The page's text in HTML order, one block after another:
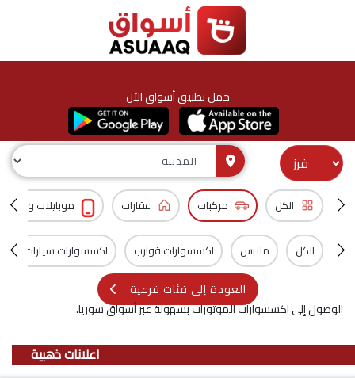
حمل تطبيق أسواق الآن
الكل مركبات عقارات موبايلات و
الكل ملابس اكسسوارات قوارب اكسسوارات سيارات
العودة إلى فئات فرعية
الوصول إلى اكسسوارات الموتورات بسهولة عبر أسواق سوريا.
اعلانات ذهبية